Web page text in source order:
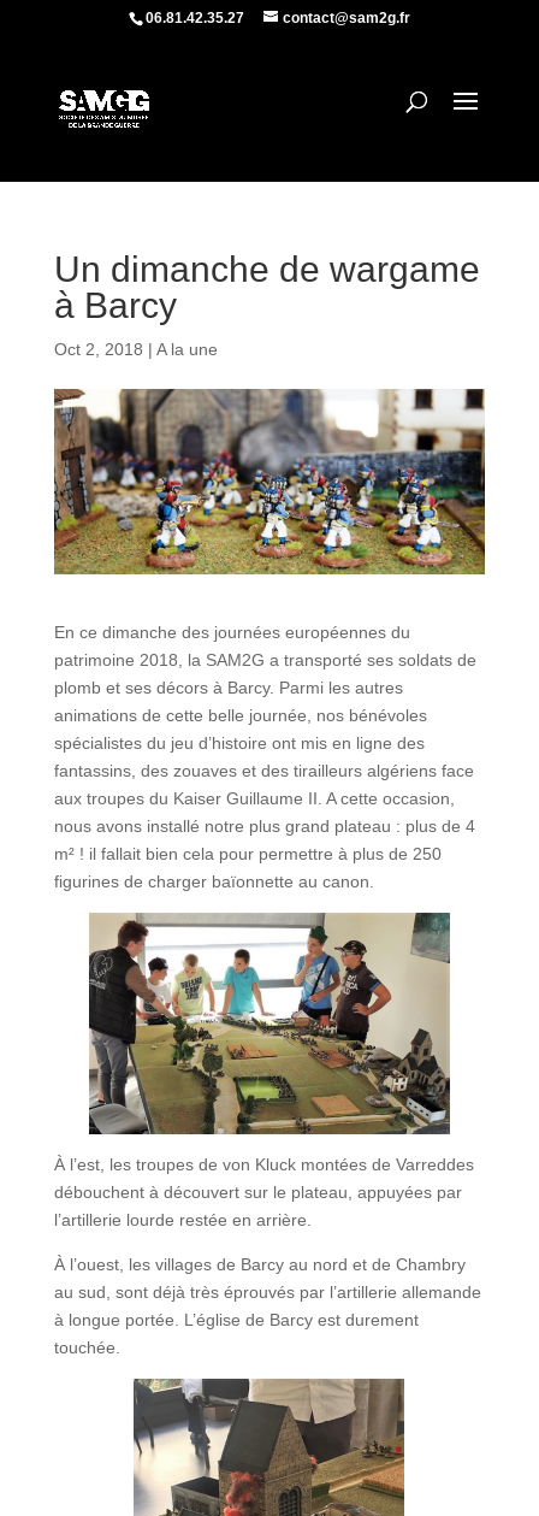
06.81.42.35.27 contact@sam2g.fr
Un dimanche de wargame
à Barcy
Oct 2, 2018 | A la une
En ce dimanche des journées européennes du
patrimoine 2018, la SAM2G a transporté ses soldats de
plomb et ses décors à Barcy. Parmi les autres
animations de cette belle journée, nos bénévoles
spécialistes du jeu d’histoire ont mis en ligne des
fantassins, des zouaves et des tirailleurs algériens face
aux troupes du Kaiser Guillaume II. A cette occasion,
nous avons installé notre plus grand plateau : plus de 4
m² ! il fallait bien cela pour permettre à plus de 250
figurines de charger baïonnette au canon.
À l’est, les troupes de von Kluck montées de Varreddes
débouchent à découvert sur le plateau, appuyées par
l’artillerie lourde restée en arrière.
À l’ouest, les villages de Barcy au nord et de Chambry
au sud, sont déjà très éprouvés par l’artillerie allemande
à longue portée. L’église de Barcy est durement
touchée.